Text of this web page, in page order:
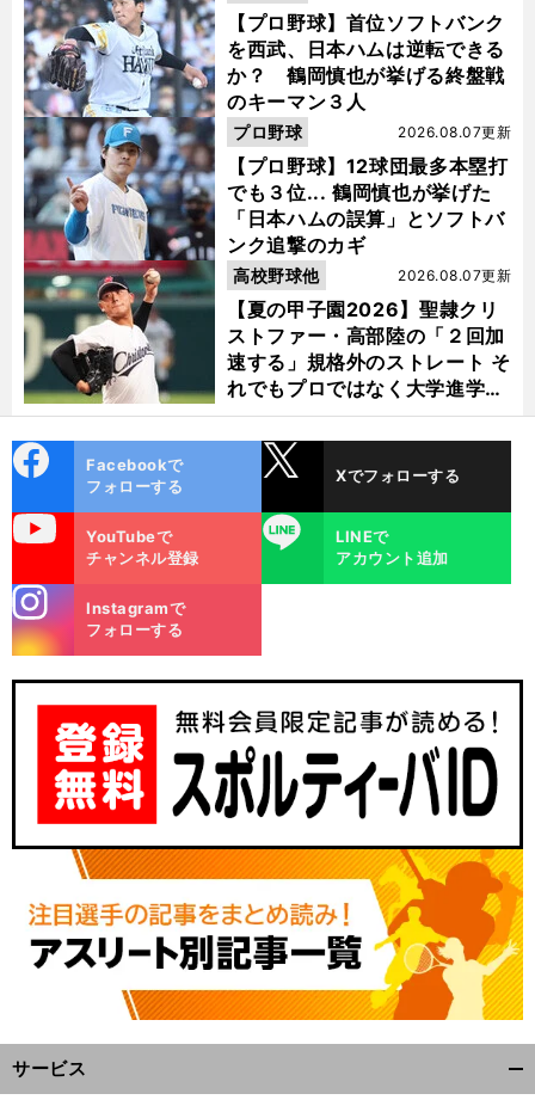
【プロ野球】首位ソフトバンク
を西武、日本ハムは逆転できる
か？ 鶴岡慎也が挙げる終盤戦
のキーマン３人
【プロ野球】12球団最多本塁打
でも３位... 鶴岡慎也が挙げた
「日本ハムの誤算」とソフトバ
ンク追撃のカギ
2026.08.07更新
プロ野球
【夏の甲子園2026】聖隷クリ
ストファー・高部陸の「２回加
速する」規格外のストレート そ
れでもプロではなく大学進学を
選ぶ理由
2026.08.07更新
高校野球他
ok
Facebookで
フォローする
Xでフォローする
YouTubeで
チャンネル登録
LINE
LINEで
アカウント追加
m
Instagramで
フォローする
サービス